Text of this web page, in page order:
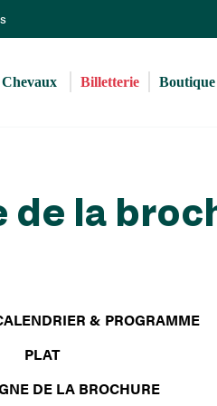
au
Billetterie Boutique
de la
& PROGRAMME
PLAT
DE LA BROCHURE